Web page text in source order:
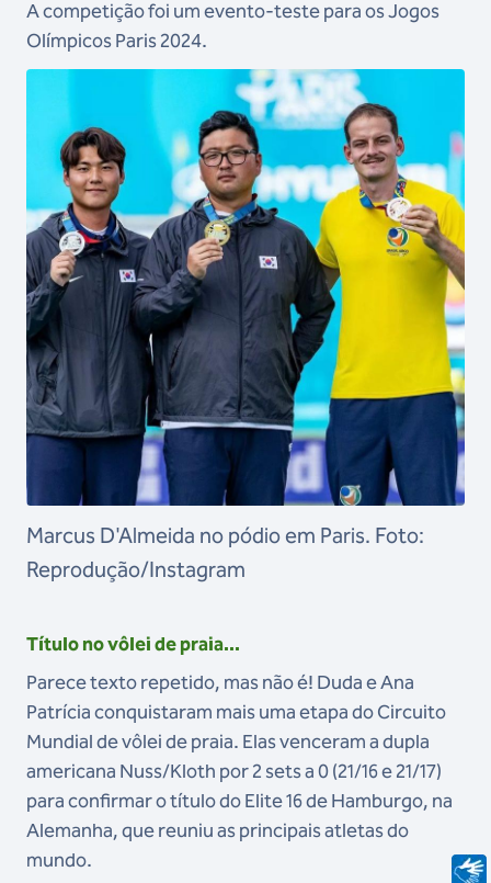
A competição foi um evento-teste para os Jogos
Olímpicos Paris 2024.
Marcus D'Almeida no pódio em Paris. Foto:
Reprodução/Instagram
Título no vôlei de praia...
Parece texto repetido, mas não é! Duda e Ana
Patrícia conquistaram mais uma etapa do Circuito
Mundial de vôlei de praia. Elas venceram a dupla
americana Nuss/Kloth por 2 sets a 0 (21/16 e 21/17)
para confirmar o título do Elite 16 de Hamburgo, na
Alemanha, que reuniu as principais atletas do
mundo.